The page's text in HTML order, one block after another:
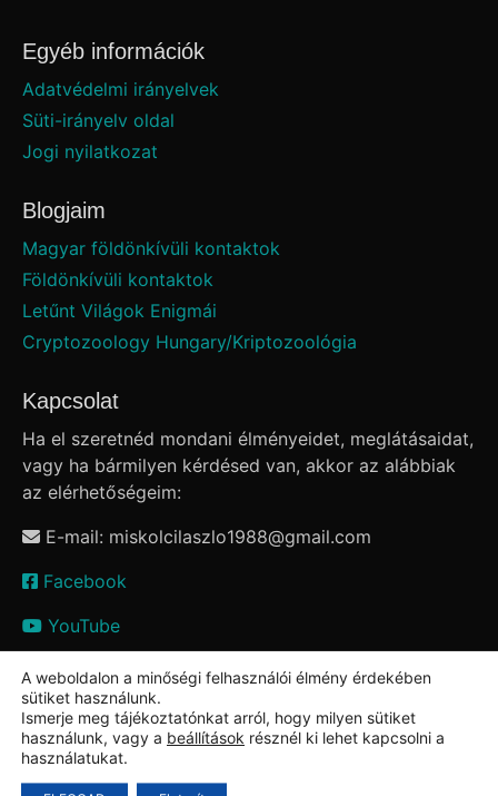
Egyéb információk
Adatvédelmi irányelvek
Süti-irányelv oldal
Jogi nyilatkozat
Blogjaim
Magyar földönkívüli kontaktok
Földönkívüli kontaktok
Letűnt Világok Enigmái
Cryptozoology Hungary/Kriptozoológia
Kapcsolat
Ha el szeretnéd mondani élményeidet, meglátásaidat,
vagy ha bármilyen kérdésed van, akkor az alábbiak
az elérhetőségeim:
E-mail: miskolcilaszlo1988@gmail.com
Facebook
YouTube
A weboldalon a minőségi felhasználói élmény érdekében
sütiket használunk.
Ismerje meg tájékoztatónkat arról, hogy milyen sütiket
használunk, vagy a beállítások résznél ki lehet kapcsolni a
használatukat.